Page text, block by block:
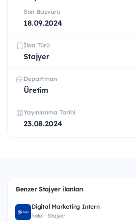
Son Başvuru
18.09.2024
İlan Türü
Stajyer
Departman
Üretim
Yayınlanma Tarihi
23.08.2024
Benzer Stajyer ilanları
Digital Marketing Intern
helo! · Stajyer